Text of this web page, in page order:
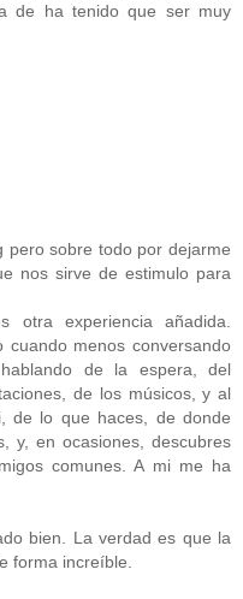
de ha tenido que ser muy
pero sobre todo por dejarme
nos sirve de estimulo para
experiencia añadida.
cuando menos conversando
hablando de la espera, del
de los músicos, y al
de lo que haces, de donde
y, en ocasiones, descubres
comunes. A mi me ha
bien. La verdad es que la
forma increíble.